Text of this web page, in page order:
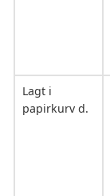
Lagt i
papirkurv d.